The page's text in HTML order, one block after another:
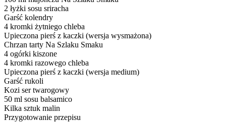
2 łyżki sosu sriracha
Garść kolendry
4 kromki żytniego chleba
Upieczona pierś z kaczki (wersja wysmażona)
Chrzan tarty Na Szlaku Smaku
4 ogórki kiszone
4 kromki razowego chleba
Upieczona pierś z kaczki (wersja medium)
Garść rukoli
Kozi ser twarogowy
50 ml sosu balsamico
Kilka sztuk malin
Przygotowanie przepisu